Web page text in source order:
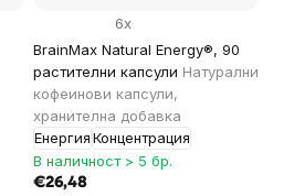
BrainMax Natural Energy®, 90
растителни капсули Натурални
кофеинови капсули,
хранителна добавка
ЕнергияКонцентрация
6x
В наличност > 5 бр.
€26,48